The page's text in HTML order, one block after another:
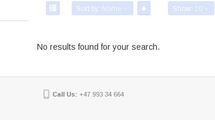
Sort by: Name Show: 10
No results found for your search.
Call Us: +47 993 34 664